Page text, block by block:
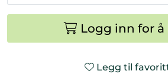
Logg inn for å
Legg til